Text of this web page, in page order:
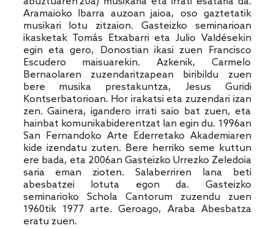
Aramaioko Ibarra auzoan jaioa, oso gaztetatik
musikari lotu zitzaion. Gasteizko seminarioan
ikasketak Tomás Etxabarri eta Julio Valdésekin
egin eta gero, Donostian ikasi zuen Francisco
Escudero maisuarekin. Azkenik, Carmelo
Bernaolaren zuzendaritzapean biribildu zuen
bere musika prestakuntza, Jesus Guridi
Kontserbatorioan. Hor irakatsi eta zuzendari izan
zen. Gainera, igandero irrati saio bat zuen, eta
hainbat komunikabiderentzat lan egin du. 1996an
San Fernandoko Arte Ederretako Akademiaren
kide izendatu zuten. Bere herriko seme kuttun
ere bada, eta 2006an Gasteizko Urrezko Zeledoia
saria eman zioten. Salaberriren lana beti
abesbatzei lotuta egon da. Gasteizko
seminarioko Schola Cantorum zuzendu zuen
1960tik 1977 arte. Geroago, Araba Abesbatza
eratu zuen.